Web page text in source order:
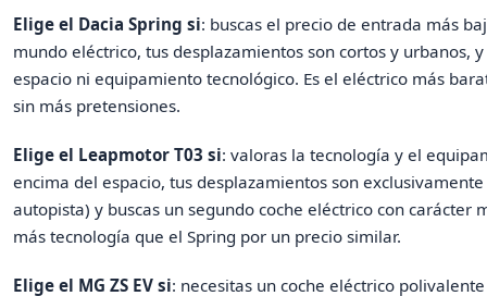
Elige el Dacia Spring si: buscas el precio de entrada más
mundo eléctrico, tus desplazamientos son cortos y urbanos,
espacio ni equipamiento tecnológico. Es el eléctrico más
sin más pretensiones.
Elige el Leapmotor T03 si: valoras la tecnología y el
encima del espacio, tus desplazamientos son
autopista) y buscas un segundo coche eléctrico con carácter
más tecnología que el Spring por un precio similar.
Elige el MG ZS EV si: necesitas un coche eléctrico